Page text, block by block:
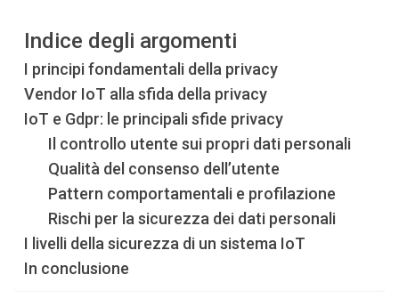
Indice degli argomenti
I principi fondamentali della privacy
Vendor IoT alla sfida della privacy
IoT e Gdpr: le principali sfide privacy
Il controllo utente sui propri dati personali
Qualità del consenso dell’utente
Pattern comportamentali e profilazione
Rischi per la sicurezza dei dati personali
I livelli della sicurezza di un sistema IoT
In conclusione